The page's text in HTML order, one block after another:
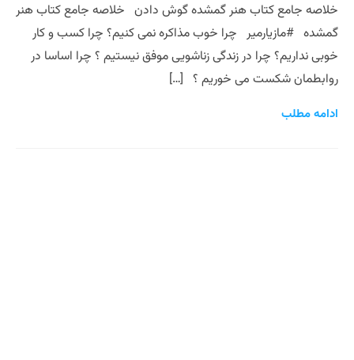
خلاصه جامع کتاب هنر گمشده گوش دادن خلاصه جامع کتاب هنر
گمشده #مازیارمیر چرا خوب مذاکره نمی کنیم؟ چرا کسب و کار
خوبی نداریم؟ چرا در زندگی زناشویی موفق نیستیم ؟ چرا اساسا در
روابطمان شکست می خوریم ؟ […]
ادامه مطلب